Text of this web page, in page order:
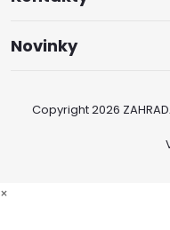
Novinky
Copyright 2026
×